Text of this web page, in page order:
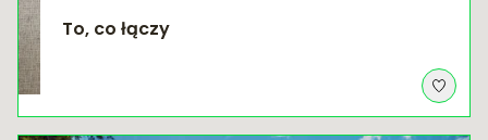
To, co łączy